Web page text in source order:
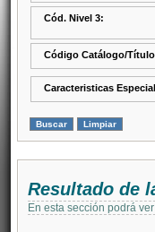
Cód. Nivel 3:
Código Catálogo/
Caracteristicas
Resultado de
En esta sección podrá